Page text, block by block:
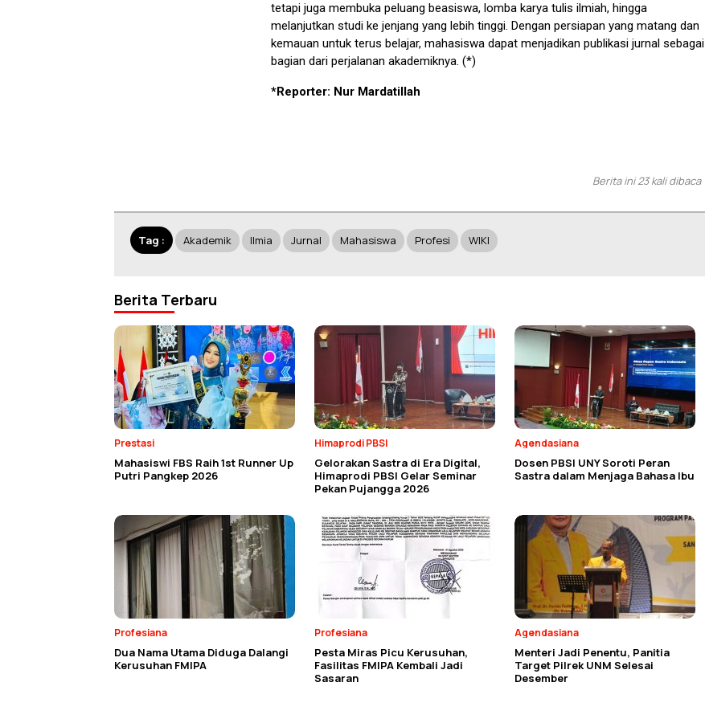
tetapi juga membuka peluang beasiswa, lomba karya tulis ilmiah, hingga
melanjutkan studi ke jenjang yang lebih tinggi. Dengan persiapan yang matang dan
kemauan untuk terus belajar, mahasiswa dapat menjadikan publikasi jurnal sebagai
bagian dari perjalanan akademiknya. (*)
*Reporter: Nur Mardatillah
Berita ini 23 kali dibaca
Tag : Akademik Ilmia Jurnal Mahasiswa Profesi WIKI
Berita Terbaru
Prestasi
Mahasiswi FBS Raih 1st Runner Up
Putri Pangkep 2026
Himaprodi PBSI
Gelorakan Sastra di Era Digital,
Himaprodi PBSI Gelar Seminar
Pekan Pujangga 2026
Agendasiana
Dosen PBSI UNY Soroti Peran
Sastra dalam Menjaga Bahasa Ibu
Profesiana
Dua Nama Utama Diduga Dalangi
Kerusuhan FMIPA
Profesiana
Pesta Miras Picu Kerusuhan,
Fasilitas FMIPA Kembali Jadi
Sasaran
Agendasiana
Menteri Jadi Penentu, Panitia
Target Pilrek UNM Selesai
Desember